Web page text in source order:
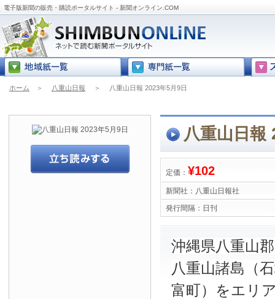
電子版新聞の販売・購読ポータルサイト - 新聞オンライン.COM
ホーム ＞ 八重山日報 ＞ 八重山日報 2023年5月9日
八重山日報
定価： ¥102
新聞社： 八重山日報社
発行間隔： 日刊
沖縄県八重山
八重山諸島（
富町）をエリ